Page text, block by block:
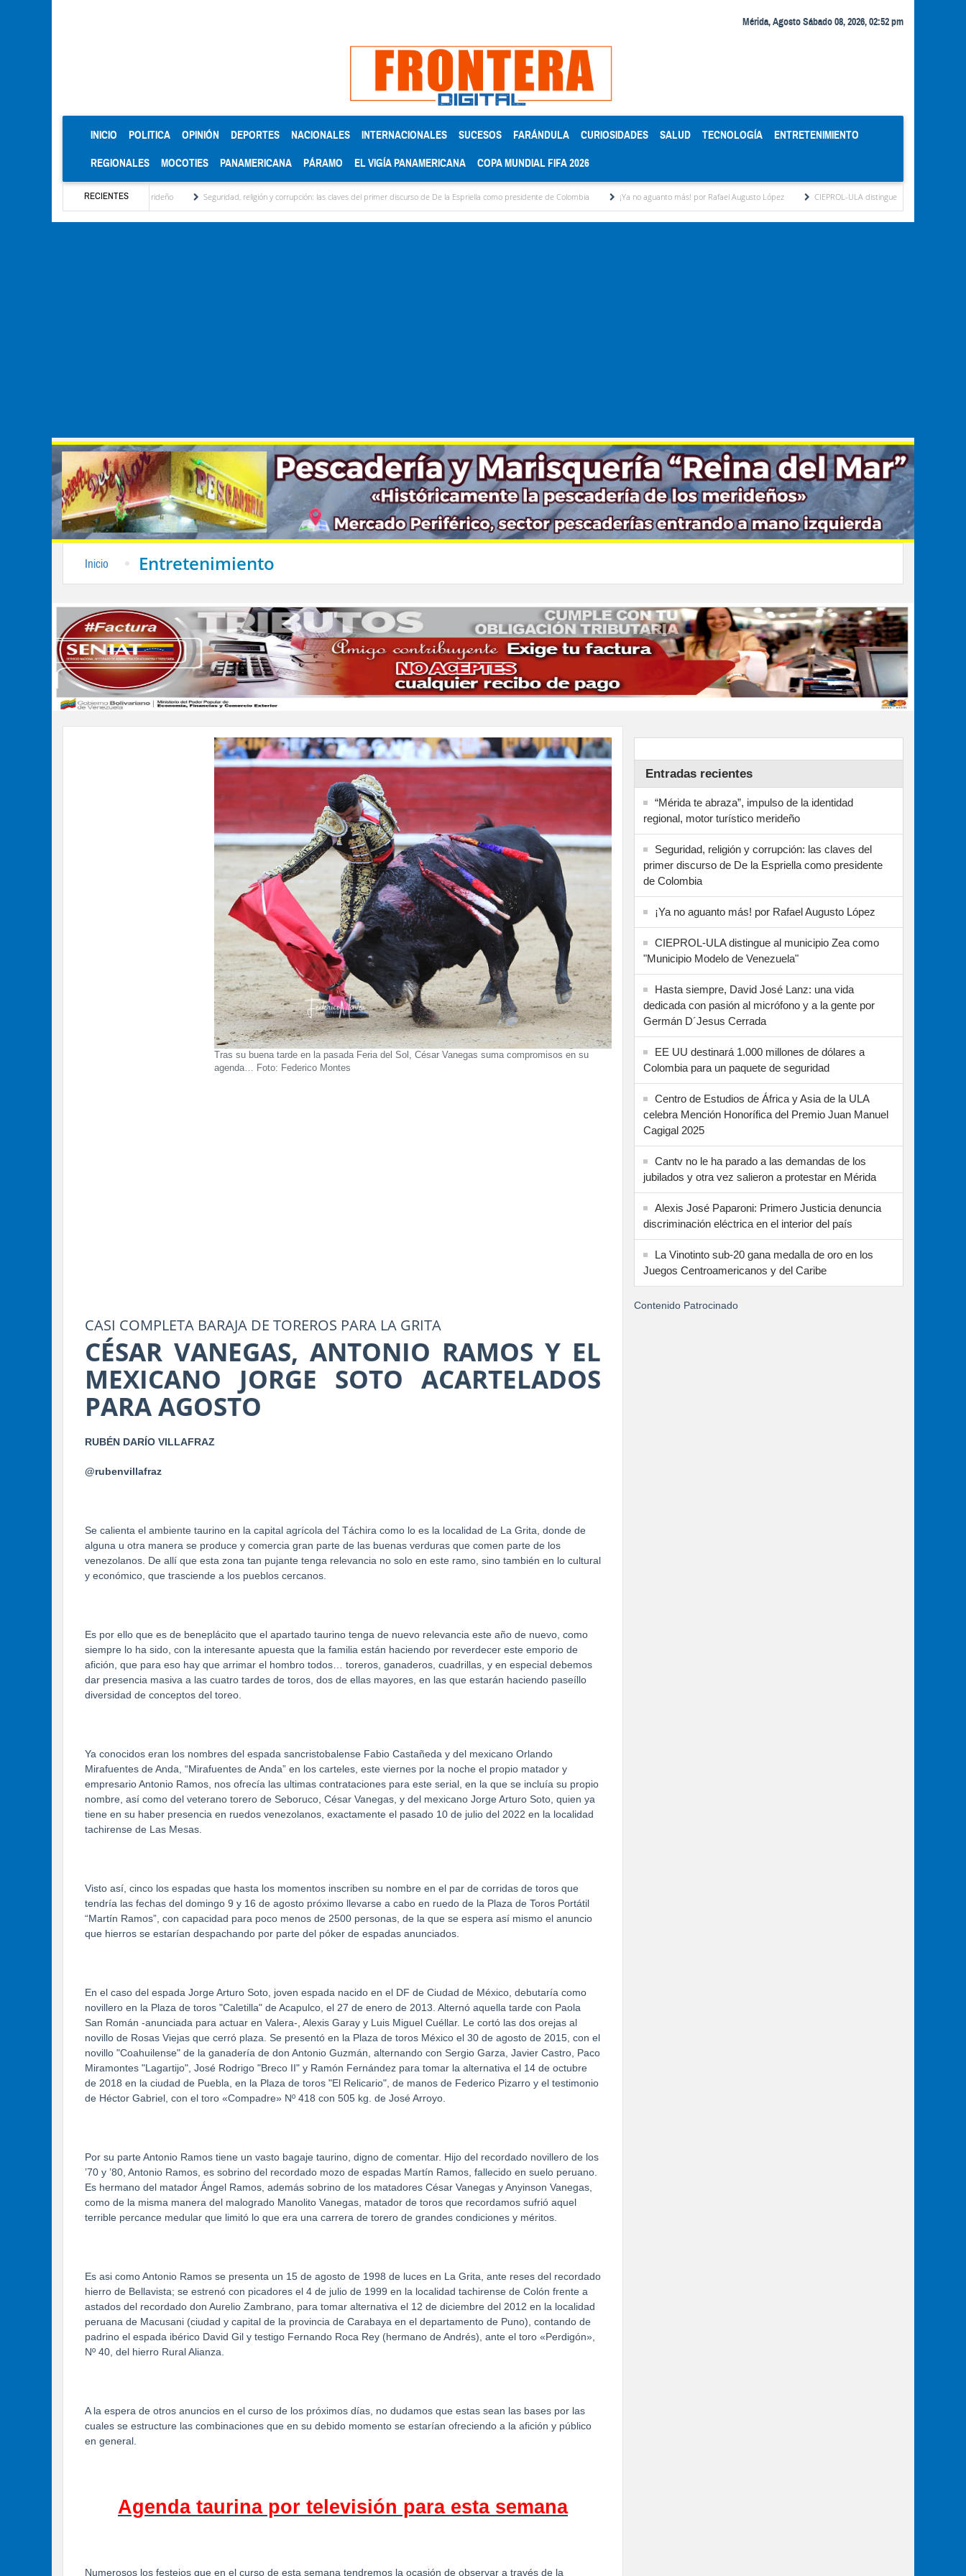
Mérida, Agosto Sábado 08, 2026, 02:52 pm
INICIO (CURRENT)
POLITICA OPINIÓN DEPORTES NACIONALES INTERNACIONALES SUCESOS FARÁNDULA CURIOSIDADES SALUD TECNOLOGÍA ENTRETENIMIENTO
REGIONALES MOCOTIES PANAMERICANA PÁRAMO EL VIGÍA PANAMERICANA COPA MUNDIAL FIFA 2026
RECIENTES
motor turístico merideño Seguridad, religión y corrupción: las claves del primer discurso de De la Espriella como presidente de Colombia ¡Ya no aguanto más! por Rafael Augusto López CIEPROL-ULA distingue al municipio Zea como "Municipio
Inicio Entretenimiento
Tras su buena tarde en la pasada Feria del Sol, César Vanegas suma compromisos en su
agenda… Foto: Federico Montes
CASI COMPLETA BARAJA DE TOREROS PARA LA GRITA
CÉSAR VANEGAS, ANTONIO RAMOS Y EL
MEXICANO JORGE SOTO ACARTELADOS
PARA AGOSTO
RUBÉN DARÍO VILLAFRAZ
@rubenvillafraz
Se calienta el ambiente taurino en la capital agrícola del Táchira como lo es la localidad de La Grita, donde de
alguna u otra manera se produce y comercia gran parte de las buenas verduras que comen parte de los
venezolanos. De allí que esta zona tan pujante tenga relevancia no solo en este ramo, sino también en lo cultural
y económico, que trasciende a los pueblos cercanos.
Es por ello que es de beneplácito que el apartado taurino tenga de nuevo relevancia este año de nuevo, como
siempre lo ha sido, con la interesante apuesta que la familia están haciendo por reverdecer este emporio de
afición, que para eso hay que arrimar el hombro todos… toreros, ganaderos, cuadrillas, y en especial debemos
dar presencia masiva a las cuatro tardes de toros, dos de ellas mayores, en las que estarán haciendo paseíllo
diversidad de conceptos del toreo.
Ya conocidos eran los nombres del espada sancristobalense Fabio Castañeda y del mexicano Orlando
Mirafuentes de Anda, “Mirafuentes de Anda” en los carteles, este viernes por la noche el propio matador y
empresario Antonio Ramos, nos ofrecía las ultimas contrataciones para este serial, en la que se incluía su propio
nombre, así como del veterano torero de Seboruco, César Vanegas, y del mexicano Jorge Arturo Soto, quien ya
tiene en su haber presencia en ruedos venezolanos, exactamente el pasado 10 de julio del 2022 en la localidad
tachirense de Las Mesas.
Visto así, cinco los espadas que hasta los momentos inscriben su nombre en el par de corridas de toros que
tendría las fechas del domingo 9 y 16 de agosto próximo llevarse a cabo en ruedo de la Plaza de Toros Portátil
“Martín Ramos”, con capacidad para poco menos de 2500 personas, de la que se espera así mismo el anuncio
que hierros se estarían despachando por parte del póker de espadas anunciados.
En el caso del espada Jorge Arturo Soto, joven espada nacido en el DF de Ciudad de México, debutaría como
novillero en la Plaza de toros "Caletilla" de Acapulco, el 27 de enero de 2013. Alternó aquella tarde con Paola
San Román -anunciada para actuar en Valera-, Alexis Garay y Luis Miguel Cuéllar. Le cortó las dos orejas al
novillo de Rosas Viejas que cerró plaza. Se presentó en la Plaza de toros México el 30 de agosto de 2015, con el
novillo "Coahuilense" de la ganadería de don Antonio Guzmán, alternando con Sergio Garza, Javier Castro, Paco
Miramontes "Lagartijo", José Rodrigo "Breco II" y Ramón Fernández para tomar la alternativa el 14 de octubre
de 2018 en la ciudad de Puebla, en la Plaza de toros "El Relicario", de manos de Federico Pizarro y el testimonio
de Héctor Gabriel, con el toro «Compadre» Nº 418 con 505 kg. de José Arroyo.
Por su parte Antonio Ramos tiene un vasto bagaje taurino, digno de comentar. Hijo del recordado novillero de los
’70 y ’80, Antonio Ramos, es sobrino del recordado mozo de espadas Martín Ramos, fallecido en suelo peruano.
Es hermano del matador Ángel Ramos, además sobrino de los matadores César Vanegas y Anyinson Vanegas,
como de la misma manera del malogrado Manolito Vanegas, matador de toros que recordamos sufrió aquel
terrible percance medular que limitó lo que era una carrera de torero de grandes condiciones y méritos.
Es asi como Antonio Ramos se presenta un 15 de agosto de 1998 de luces en La Grita, ante reses del recordado
hierro de Bellavista; se estrenó con picadores el 4 de julio de 1999 en la localidad tachirense de Colón frente a
astados del recordado don Aurelio Zambrano, para tomar alternativa el 12 de diciembre del 2012 en la localidad
peruana de Macusani (ciudad y capital de la provincia de Carabaya en el departamento de Puno), contando de
padrino el espada ibérico David Gil y testigo Fernando Roca Rey (hermano de Andrés), ante el toro «Perdigón»,
Nº 40, del hierro Rural Alianza.
A la espera de otros anuncios en el curso de los próximos días, no dudamos que estas sean las bases por las
cuales se estructure las combinaciones que en su debido momento se estarían ofreciendo a la afición y público
en general.
Agenda taurina por televisión para esta semana
Numerosos los festejos que en el curso de esta semana tendremos la ocasión de observar a través de la
Entradas recientes
“Mérida te abraza”, impulso de la identidad
regional, motor turístico merideño
Seguridad, religión y corrupción: las claves del
primer discurso de De la Espriella como presidente
de Colombia
¡Ya no aguanto más! por Rafael Augusto López
CIEPROL-ULA distingue al municipio Zea como
"Municipio Modelo de Venezuela"
Hasta siempre, David José Lanz: una vida
dedicada con pasión al micrófono y a la gente por
Germán D´Jesus Cerrada
EE UU destinará 1.000 millones de dólares a
Colombia para un paquete de seguridad
Centro de Estudios de África y Asia de la ULA
celebra Mención Honorífica del Premio Juan Manuel
Cagigal 2025
Cantv no le ha parado a las demandas de los
jubilados y otra vez salieron a protestar en Mérida
Alexis José Paparoni: Primero Justicia denuncia
discriminación eléctrica en el interior del país
La Vinotinto sub-20 gana medalla de oro en los
Juegos Centroamericanos y del Caribe
Contenido Patrocinado